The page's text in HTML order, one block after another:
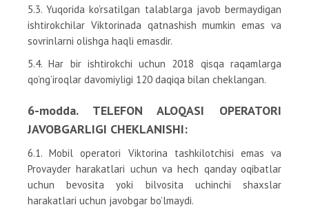
5.3. Yuqorida ko’rsatilgan talablarga javob bermaydigan
ishtirokchilar Viktorinada qatnashish mumkin emas va
sovrinlarni olishga haqli emasdir.
5.4. Har bir ishtirokchi uchun 2018 qisqa raqamlarga
qo’ng’iroqlar davomiyligi 120 daqiqa bilan cheklangan.
6-modda. TELEFON ALOQASI OPERATORI
JAVOBGARLIGI CHEKLANISHI:
6.1. Mobil operatori Viktorina tashkilotchisi emas va
Provayder harakatlari uchun va hech qanday oqibatlar
uchun bevosita yoki bilvosita uchinchi shaxslar
harakatlari uchun javobgar bo’lmaydi.